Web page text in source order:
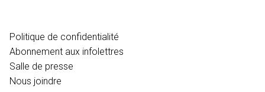
Politique de confidentialité
Abonnement aux infolettres
Salle de presse
Nous joindre